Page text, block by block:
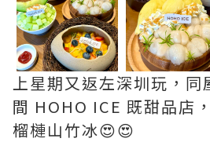
上星期又返左深圳玩，
間 HOHO ICE 既甜品店
榴槤山竹冰😍😍